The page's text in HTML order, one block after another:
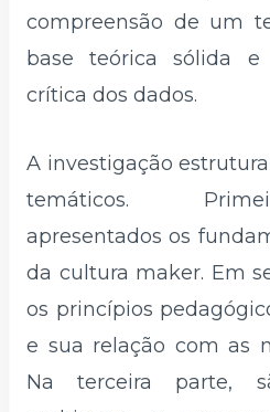
compreensão de um
base teórica sólida
crítica dos dados.
A investigação
temáticos.
apresentados os
da cultura maker. Em
os princípios
e sua relação com as
Na terceira parte,